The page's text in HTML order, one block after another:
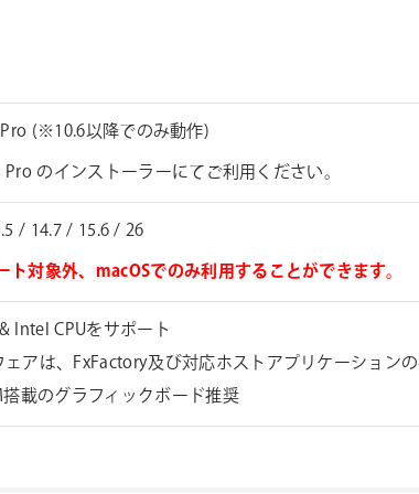
(※10.6以降でのみ動作)
のインストーラーにてご利用ください。
/ 14.7 / 15.6 / 26
対象外、macOSでのみ利用することができます。
Intel CPUをサポート
アは、FxFactory及び対応ホストアプリケーション
搭載のグラフィックボード推奨